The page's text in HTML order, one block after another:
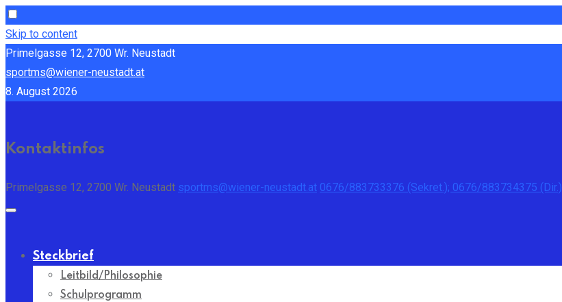
Skip to content
Primelgasse 12, 2700 Wr. Neustadt
sportms@wiener-neustadt.at
8. August 2026
Kontaktinfos
Primelgasse 12, 2700 Wr. Neustadt sportms@wiener-neustadt.at 0676/883733376 (Sekret.); 0676/883734375 (Dir.)
Steckbrief
Leitbild/Philosophie
Schulprogramm